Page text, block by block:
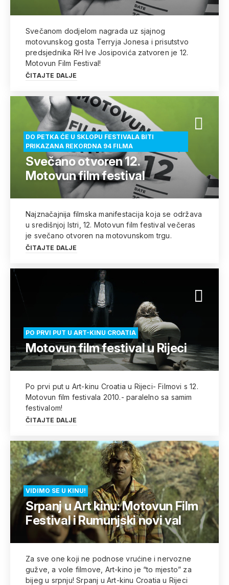
Svečanom dodjelom nagrada uz sjajnog
motovunskog gosta Terryja Jonesa i prisutstvo
predsjednika RH Ive Josipovića zatvoren je 12.
Motovun Film Festival!
ČITAJTE DALJE
DO PETKA ĆE U SKLOPU FESTIVALA BITI
PRIKAZANA REKORDNA 94 FILMA
Svečano otvoren 12.
Motovun film festival
Najznačajnija filmska manifestacija koja se održava
u središnjoj Istri, 12. Motovun film festival večeras
je svečano otvoren na motovunskom trgu.
ČITAJTE DALJE
PO PRVI PUT U ART-KINU CROATIA
Motovun film festival u Rijeci
Po prvi put u Art-kinu Croatia u Rijeci- Filmovi s 12.
Motovun film festivala 2010.- paralelno sa samim
festivalom!
ČITAJTE DALJE
VIDIMO SE U KINU!
Srpanj u Art kinu: Motovun Film
Festival i Rumunjski novi val
Za sve one koji ne podnose vrućine i nervozne
gužve, a vole filmove, Art-kino je “to mjesto” za
bijeg u srpnju! Srpanj u Art-kinu Croatia u Rijeci